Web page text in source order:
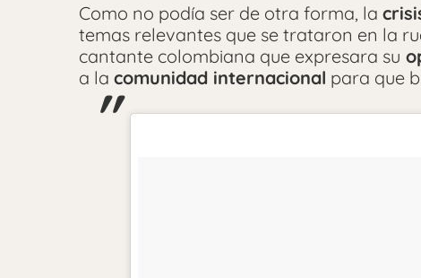
Como no podía ser de otra forma, la
temas relevantes que se trataron en la
cantante colombiana que expresara su
a la comunidad internacional para que